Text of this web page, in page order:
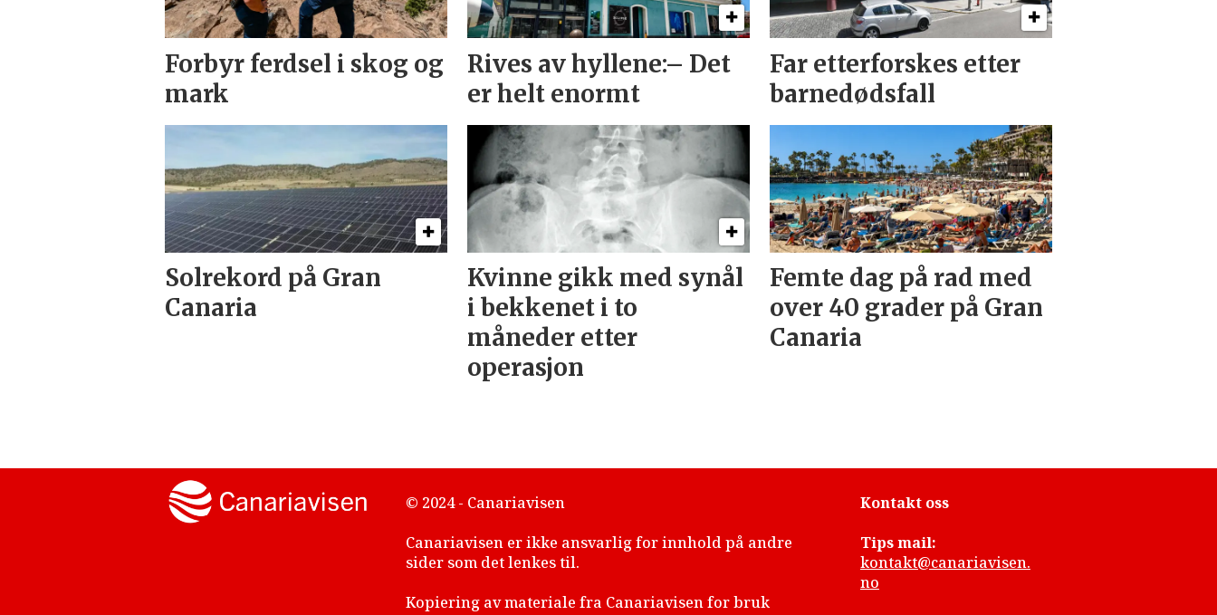
Forbyr ferdsel i skog og
mark
Rives av hyllene:– Det
er helt enormt
Far etterforskes etter
barnedødsfall
Solrekord på Gran
Canaria
Kvinne gikk med synål
i bekkenet i to
måneder etter
operasjon
Femte dag på rad med
over 40 grader på Gran
Canaria
© 2024 - Canariavisen
Canariavisen er ikke ansvarlig for innhold på andre
sider som det lenkes til.
Kopiering av materiale fra Canariavisen for bruk
Kontakt oss
Tips mail:
kontakt@canariavisen.
no